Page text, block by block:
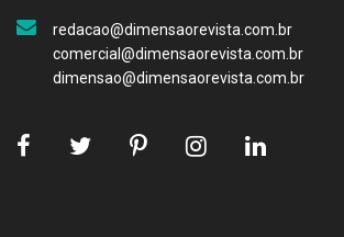
redacao@dimensaorevista.com.br
comercial@dimensaorevista.com.br
dimensao@dimensaorevista.com.br